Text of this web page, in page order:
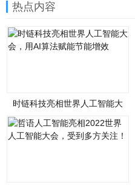
热点内容
时链科技亮相世界人工智能大